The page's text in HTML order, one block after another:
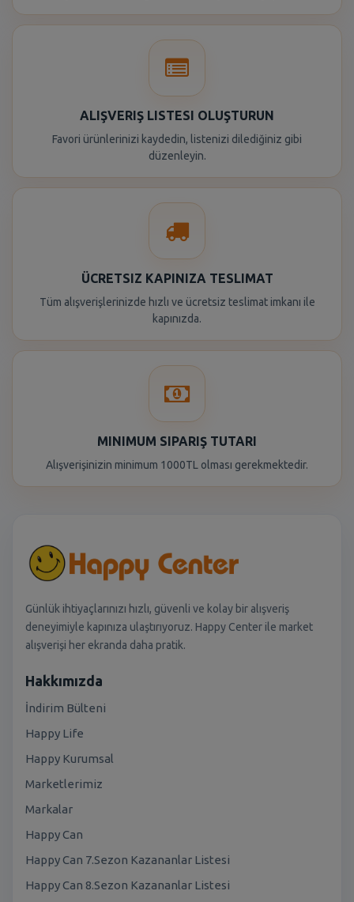
ALIŞVERIŞ LISTESI OLUŞTURUN
Favori ürünlerinizi kaydedin, listenizi dilediğiniz gibi
düzenleyin.
ÜCRETSIZ KAPINIZA TESLIMAT
Tüm alışverişlerinizde hızlı ve ücretsiz teslimat imkanı ile
kapınızda.
MINIMUM SIPARIŞ TUTARI
Alışverişinizin minimum 1000TL olması gerekmektedir.
Günlük ihtiyaçlarınızı hızlı, güvenli ve kolay bir alışveriş
deneyimiyle kapınıza ulaştırıyoruz. Happy Center ile market
alışverişi her ekranda daha pratik.
Hakkımızda
İndirim Bülteni
Happy Life
Happy Kurumsal
Marketlerimiz
Markalar
Happy Can
Happy Can 7.Sezon Kazananlar Listesi
Happy Can 8.Sezon Kazananlar Listesi